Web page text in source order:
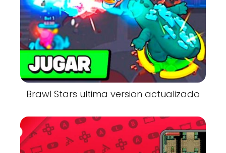
Brawl Stars ultima version actualizado